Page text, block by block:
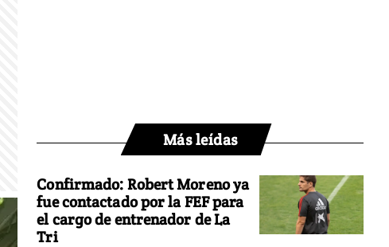
Más leídas
Confirmado: Robert Moreno ya
fue contactado por la FEF para
el cargo de entrenador de La
Tri